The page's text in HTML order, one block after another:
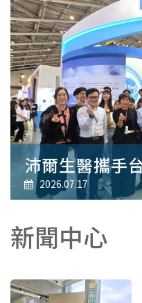
2026.07.07
新聞中心